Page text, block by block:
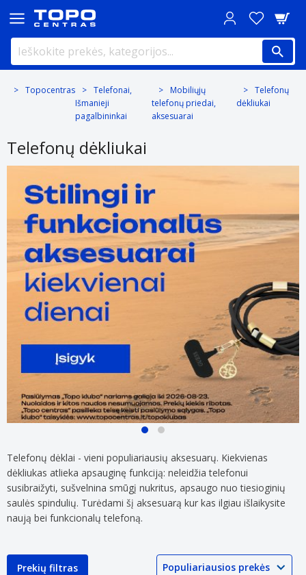
Topocentras
Telefonai,
Išmanieji
pagalbininkai
Mobiliųjų
telefonų priedai,
aksesuarai
Telefonų
dėkliukai
Telefonų dėkliukai
Atrinktiems
telefonų
aksesuarams
TOP
kainos!
Daugeliui
mobiliųjų
telefonų
aksesuarų
kainos!
Telefonų dėklai - vieni populiariausių aksesuarų. Kiekvienas
dėkliukas atlieka apsauginę funkciją: neleidžia telefonui
susibraižyti, sušvelnina smūgį nukritus, apsaugo nuo tiesioginių
saulės spindulių. Turėdami šį aksesuarą kur kas ilgiau išlaikysite
naują bei funkcionalų telefoną.
Prekių filtras